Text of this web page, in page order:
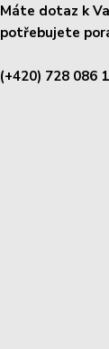
Máte dotaz k
potřebujete
(+420) 728 086